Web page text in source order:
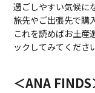
過ごしやすい気候に
旅先やご出張先で購
これを読めばお土産
ックしてみてくださ
＜ANA